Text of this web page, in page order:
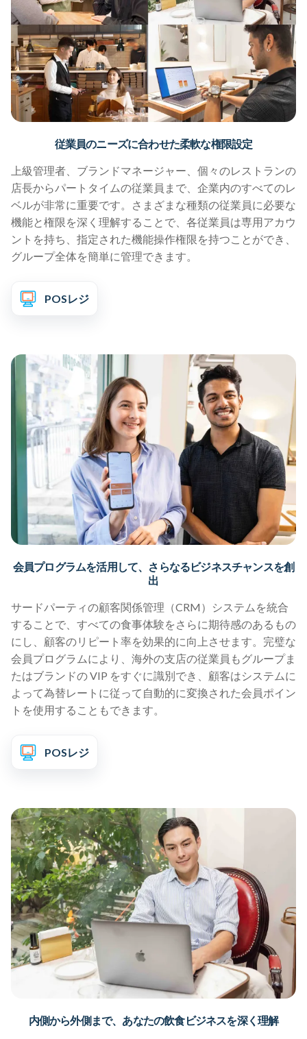
従業員のニーズに合わせた柔軟な権限設定
上級管理者、ブランドマネージャー、個々のレストランの
店長からパートタイムの従業員まで、企業内のすべてのレ
ベルが非常に重要です。さまざまな種類の従業員に必要な
機能と権限を深く理解することで、各従業員は専用アカウ
ントを持ち、指定された機能操作権限を持つことができ、
グループ全体を簡単に管理できます。
POSレジ
会員プログラムを活用して、さらなるビジネスチャンスを創
出
サードパーティの顧客関係管理（CRM）システムを統合
することで、すべての食事体験をさらに期待感のあるもの
にし、顧客のリピート率を効果的に向上させます。完璧な
会員プログラムにより、海外の支店の従業員もグループま
たはブランドの VIP をすぐに識別でき、顧客はシステムに
よって為替レートに従って自動的に変換された会員ポイン
トを使用することもできます。
POSレジ
内側から外側まで、あなたの飲食ビジネスを深く理解